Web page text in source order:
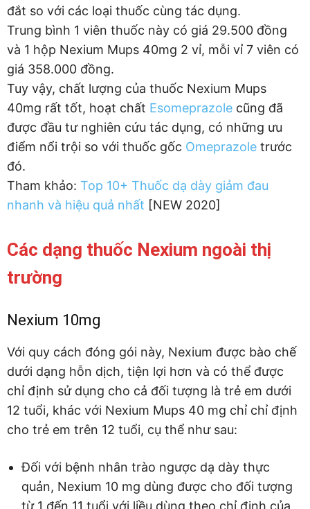
đắt so với các loại thuốc cùng tác dụng.
Trung bình 1 viên thuốc này có giá 29.500 đồng
và 1 hộp Nexium Mups 40mg 2 vỉ, mỗi vỉ 7 viên có
giá 358.000 đồng.
Tuy vậy, chất lượng của thuốc Nexium Mups
40mg rất tốt, hoạt chất Esomeprazole cũng đã
được đầu tư nghiên cứu tác dụng, có những ưu
điểm nổi trội so với thuốc gốc Omeprazole trước
đó.
Tham khảo: Top 10+ Thuốc dạ dày giảm đau
nhanh và hiệu quả nhất [NEW 2020]
Các dạng thuốc Nexium ngoài thị
trường
Nexium 10mg
Với quy cách đóng gói này, Nexium được bào chế
dưới dạng hỗn dịch, tiện lợi hơn và có thể được
chỉ định sử dụng cho cả đối tượng là trẻ em dưới
12 tuổi, khác với Nexium Mups 40 mg chỉ chỉ định
cho trẻ em trên 12 tuổi, cụ thể như sau:
Đối với bệnh nhân trào ngược dạ dày thực
quản, Nexium 10 mg dùng được cho đối tượng